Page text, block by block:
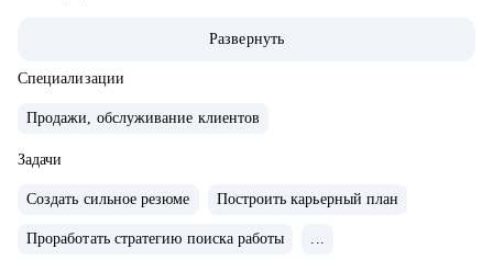
• Выстраивание направлений с нуля, регламенты, KPI,
мотивация.
процессов.
• Спикер-эксперт в Phoenix Education — бюро
образовательных проектов.
Развернуть
Специализации
Продажи, обслуживание клиентов
Задачи
Создать сильное резюме Построить карьерный план
Проработать стратегию поиска работы ...